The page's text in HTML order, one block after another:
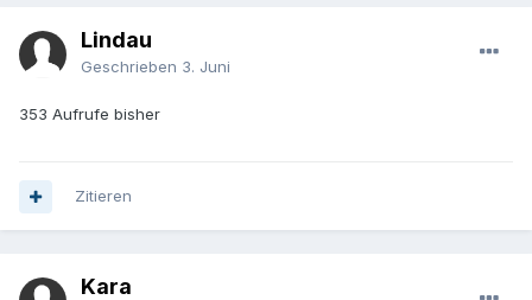
Lindau
Geschrieben 3. Juni
353 Aufrufe bisher
Zitieren
Kara